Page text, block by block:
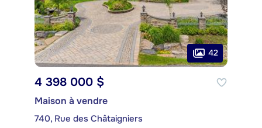
42
4 398 000 $
Maison à vendre
740, Rue des Châtaigniers